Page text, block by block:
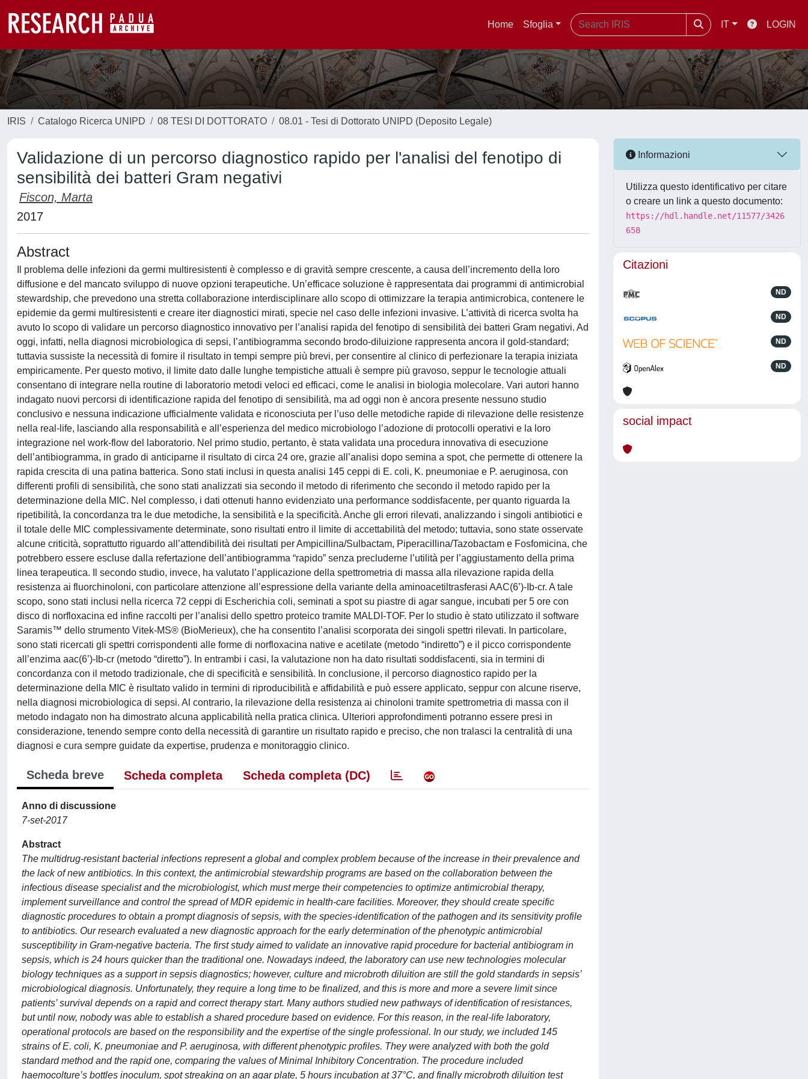
Home Sfoglia IT LOGIN
IRIS Catalogo Ricerca UNIPD 08 TESI DI DOTTORATO 08.01 - Tesi di Dottorato UNIPD (Deposito Legale)
Validazione di un percorso diagnostico rapido per l'analisi del fenotipo di
sensibilità dei batteri Gram negativi
Fiscon, Marta
2017
Abstract
Il problema delle infezioni da germi multiresistenti è complesso e di gravità sempre crescente, a causa dell’incremento della loro
diffusione e del mancato sviluppo di nuove opzioni terapeutiche. Un’efficace soluzione è rappresentata dai programmi di antimicrobial
stewardship, che prevedono una stretta collaborazione interdisciplinare allo scopo di ottimizzare la terapia antimicrobica, contenere le
epidemie da germi multiresistenti e creare iter diagnostici mirati, specie nel caso delle infezioni invasive. L’attività di ricerca svolta ha
avuto lo scopo di validare un percorso diagnostico innovativo per l’analisi rapida del fenotipo di sensibilità dei batteri Gram negativi. Ad
oggi, infatti, nella diagnosi microbiologica di sepsi, l’antibiogramma secondo brodo-diluizione rappresenta ancora il gold-standard;
tuttavia sussiste la necessità di fornire il risultato in tempi sempre più brevi, per consentire al clinico di perfezionare la terapia iniziata
empiricamente. Per questo motivo, il limite dato dalle lunghe tempistiche attuali è sempre più gravoso, seppur le tecnologie attuali
consentano di integrare nella routine di laboratorio metodi veloci ed efficaci, come le analisi in biologia molecolare. Vari autori hanno
indagato nuovi percorsi di identificazione rapida del fenotipo di sensibilità, ma ad oggi non è ancora presente nessuno studio
conclusivo e nessuna indicazione ufficialmente validata e riconosciuta per l’uso delle metodiche rapide di rilevazione delle resistenze
nella real-life, lasciando alla responsabilità e all’esperienza del medico microbiologo l’adozione di protocolli operativi e la loro
integrazione nel work-flow del laboratorio. Nel primo studio, pertanto, è stata validata una procedura innovativa di esecuzione
dell’antibiogramma, in grado di anticiparne il risultato di circa 24 ore, grazie all’analisi dopo semina a spot, che permette di ottenere la
rapida crescita di una patina batterica. Sono stati inclusi in questa analisi 145 ceppi di E. coli, K. pneumoniae e P. aeruginosa, con
differenti profili di sensibilità, che sono stati analizzati sia secondo il metodo di riferimento che secondo il metodo rapido per la
determinazione della MIC. Nel complesso, i dati ottenuti hanno evidenziato una performance soddisfacente, per quanto riguarda la
ripetibilità, la concordanza tra le due metodiche, la sensibilità e la specificità. Anche gli errori rilevati, analizzando i singoli antibiotici e
il totale delle MIC complessivamente determinate, sono risultati entro il limite di accettabilità del metodo; tuttavia, sono state osservate
alcune criticità, soprattutto riguardo all’attendibilità dei risultati per Ampicillina/Sulbactam, Piperacillina/Tazobactam e Fosfomicina, che
potrebbero essere escluse dalla refertazione dell’antibiogramma “rapido” senza precluderne l’utilità per l’aggiustamento della prima
linea terapeutica. Il secondo studio, invece, ha valutato l’applicazione della spettrometria di massa alla rilevazione rapida della
resistenza ai fluorchinoloni, con particolare attenzione all’espressione della variante della aminoacetiltrasferasi AAC(6’)-Ib-cr. A tale
scopo, sono stati inclusi nella ricerca 72 ceppi di Escherichia coli, seminati a spot su piastre di agar sangue, incubati per 5 ore con
disco di norfloxacina ed infine raccolti per l’analisi dello spettro proteico tramite MALDI-TOF. Per lo studio è stato utilizzato il software
Saramis™ dello strumento Vitek-MS® (BioMerieux), che ha consentito l’analisi scorporata dei singoli spettri rilevati. In particolare,
sono stati ricercati gli spettri corrispondenti alle forme di norfloxacina native e acetilate (metodo “indiretto”) e il picco corrispondente
all’enzima aac(6’)-Ib-cr (metodo “diretto”). In entrambi i casi, la valutazione non ha dato risultati soddisfacenti, sia in termini di
concordanza con il metodo tradizionale, che di specificità e sensibilità. In conclusione, il percorso diagnostico rapido per la
determinazione della MIC è risultato valido in termini di riproducibilità e affidabilità e può essere applicato, seppur con alcune riserve,
nella diagnosi microbiologica di sepsi. Al contrario, la rilevazione della resistenza ai chinoloni tramite spettrometria di massa con il
metodo indagato non ha dimostrato alcuna applicabilità nella pratica clinica. Ulteriori approfondimenti potranno essere presi in
considerazione, tenendo sempre conto della necessità di garantire un risultato rapido e preciso, che non tralasci la centralità di una
diagnosi e cura sempre guidate da expertise, prudenza e monitoraggio clinico.
Scheda breve Scheda completa Scheda completa (DC)
Anno di discussione
7-set-2017
Abstract
The multidrug-resistant bacterial infections represent a global and complex problem because of the increase in their prevalence and
the lack of new antibiotics. In this context, the antimicrobial stewardship programs are based on the collaboration between the
infectious disease specialist and the microbiologist, which must merge their competencies to optimize antimicrobial therapy,
implement surveillance and control the spread of MDR epidemic in health-care facilities. Moreover, they should create specific
diagnostic procedures to obtain a prompt diagnosis of sepsis, with the species-identification of the pathogen and its sensitivity profile
to antibiotics. Our research evaluated a new diagnostic approach for the early determination of the phenotypic antimicrobial
susceptibility in Gram-negative bacteria. The first study aimed to validate an innovative rapid procedure for bacterial antibiogram in
sepsis, which is 24 hours quicker than the traditional one. Nowadays indeed, the laboratory can use new technologies molecular
biology techniques as a support in sepsis diagnostics; however, culture and microbroth diluition are still the gold standards in sepsis’
microbiological diagnosis. Unfortunately, they require a long time to be finalized, and this is more and more a severe limit since
patients’ survival depends on a rapid and correct therapy start. Many authors studied new pathways of identification of resistances,
but until now, nobody was able to establish a shared procedure based on evidence. For this reason, in the real-life laboratory,
operational protocols are based on the responsibility and the expertise of the single professional. In our study, we included 145
strains of E. coli, K. pneumoniae and P. aeruginosa, with different phenotypic profiles. They were analyzed with both the gold
standard method and the rapid one, comparing the values of Minimal Inhibitory Concentration. The procedure included
haemocolture’s bottles inoculum, spot streaking on an agar plate, 5 hours incubation at 37°C, and finally microbroth diluition test
Informazioni
Utilizza questo identificativo per citare
o creare un link a questo documento:
https://hdl.handle.net/11577/3426
658
Citazioni
ND
ND
ND
ND
social impact